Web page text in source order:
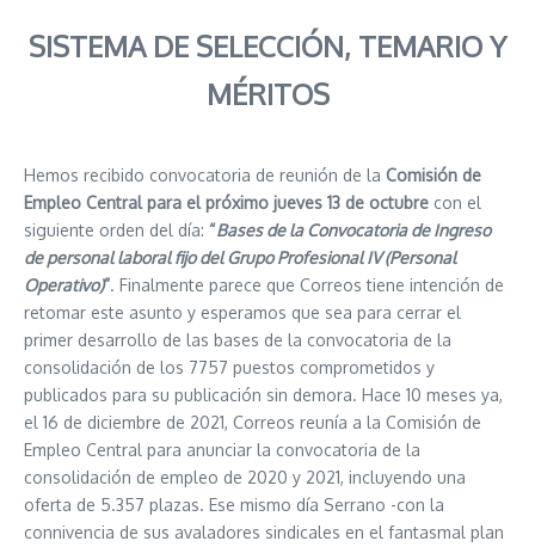
SISTEMA DE SELECCIÓN, TEMARIO Y
MÉRITOS
Hemos recibido convocatoria de reunión de la Comisión de
Empleo Central para el próximo jueves 13 de octubre con el
siguiente orden del día: “Bases de la Convocatoria de Ingreso
de personal laboral fijo del Grupo Profesional IV (Personal
Operativo)”. Finalmente parece que Correos tiene intención de
retomar este asunto y esperamos que sea para cerrar el
primer desarrollo de las bases de la convocatoria de la
consolidación de los 7757 puestos comprometidos y
publicados para su publicación sin demora. Hace 10 meses ya,
el 16 de diciembre de 2021, Correos reunía a la Comisión de
Empleo Central para anunciar la convocatoria de la
consolidación de empleo de 2020 y 2021, incluyendo una
oferta de 5.357 plazas. Ese mismo día Serrano -con la
connivencia de sus avaladores sindicales en el fantasmal plan